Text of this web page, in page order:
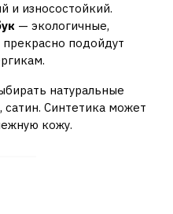
и износостойкий.
— экологичные,
подойдут
натуральные
Синтетика может
кожу.